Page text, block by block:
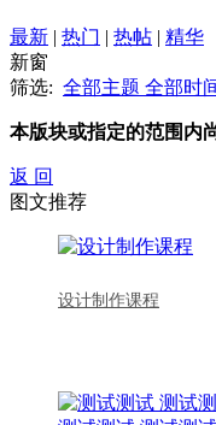
最新 | 热门 | 热帖 | 精华
新窗
筛选: 全部主题 全部时
本版块或指定的范围内
返 回
图文推荐
设计制作课程